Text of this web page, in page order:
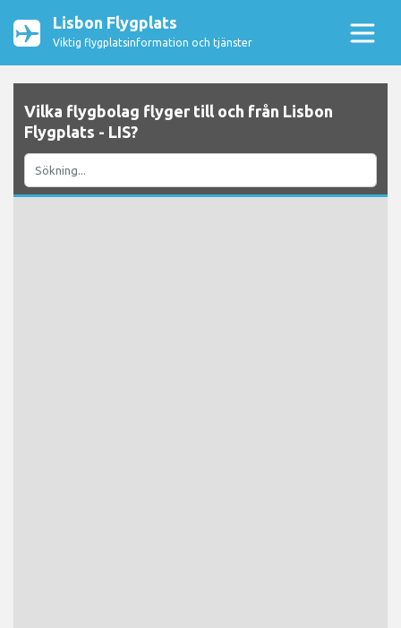
Lisbon Flygplats
Viktig flygplatsinformation och tjänster
Vilka flygbolag flyger till och från Lisbon
Flygplats - LIS?